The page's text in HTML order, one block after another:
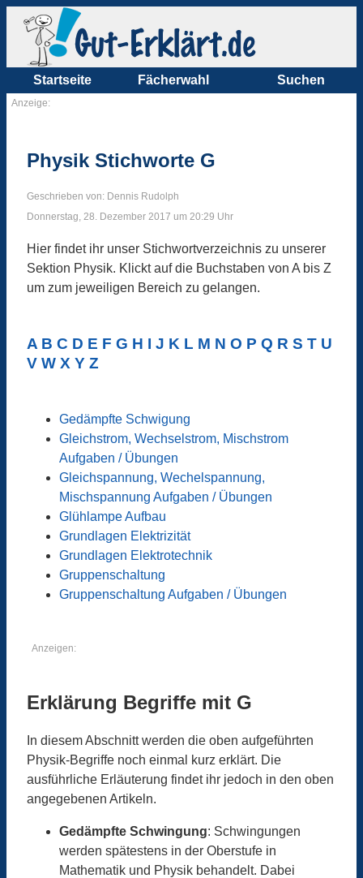
Startseite Fächerwahl Suchen
Anzeige:
Physik Stichworte G
Geschrieben von: Dennis Rudolph
Donnerstag, 28. Dezember 2017 um 20:29 Uhr
Hier findet ihr unser Stichwortverzeichnis zu unserer
Sektion Physik. Klickt auf die Buchstaben von A bis Z
um zum jeweiligen Bereich zu gelangen.
A B C D E F G H I J K L M N O P Q R S T U
V W X Y Z
Gedämpfte Schwigung
Gleichstrom, Wechselstrom, Mischstrom
Aufgaben / Übungen
Gleichspannung, Wechelspannung,
Mischspannung Aufgaben / Übungen
Glühlampe Aufbau
Grundlagen Elektrizität
Grundlagen Elektrotechnik
Gruppenschaltung
Gruppenschaltung Aufgaben / Übungen
Anzeigen:
Erklärung Begriffe mit G
In diesem Abschnitt werden die oben aufgeführten
Physik-Begriffe noch einmal kurz erklärt. Die
ausführliche Erläuterung findet ihr jedoch in den oben
angegebenen Artikeln.
Gedämpfte Schwingung: Schwingungen
werden spätestens in der Oberstufe in
Mathematik und Physik behandelt. Dabei